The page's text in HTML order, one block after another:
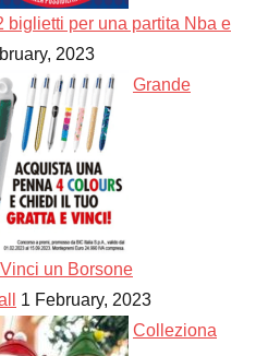
biglietti per una partita Nba e
2023
Grande
un Borsone
1 February, 2023
Colleziona